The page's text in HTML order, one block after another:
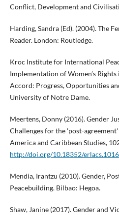
Conflict, Development and
Harding, Sandra (Ed). (2004). The
Reader. London: Routledge.
Kroc Institute for International
Implementation of Women’s
Accord: Progress, Opportunities
University of Notre Dame.
Meertens, Donny (2016). Gender
Challenges for the 'post-
America and Caribbean Studies,
http://doi.org/10.18352/
Mendia, Irantzu (2010). Gender,
Peacebuilding. Bilbao: Hegoa.
Shaw, Janine (2017). Gender and